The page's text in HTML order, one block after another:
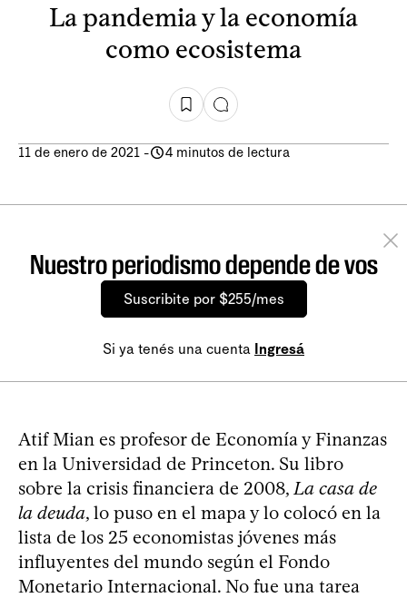
La pandemia y la economía
como ecosistema
11 de enero de 2021 - 4 minutos de lectura
Nuestro periodismo depende de vos
Suscribite por $255/mes
Si ya tenés una cuenta Ingresá
Atif Mian es profesor de Economía y Finanzas
en la Universidad de Princeton. Su libro
sobre la crisis financiera de 2008, La casa de
la deuda, lo puso en el mapa y lo colocó en la
lista de los 25 economistas jóvenes más
influyentes del mundo según el Fondo
Monetario Internacional. No fue una tarea